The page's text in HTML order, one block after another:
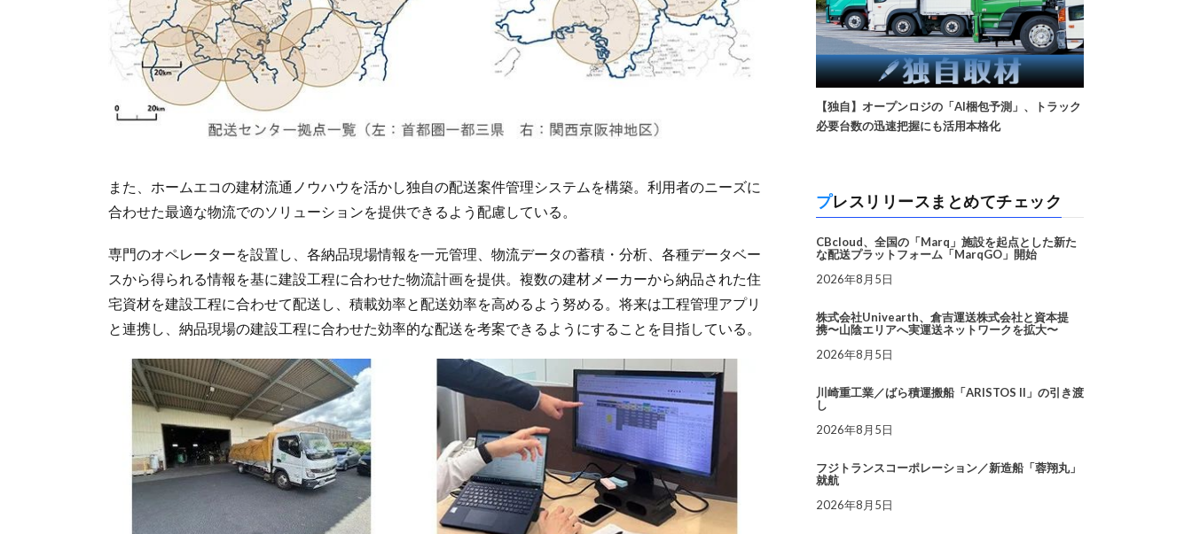
また、ホームエコの建材流通ノウハウを活かし独自の配送案件管理システムを構築。利用者のニーズに
合わせた最適な物流でのソリューションを提供できるよう配慮している。
専門のオペレーターを設置し、各納品現場情報を一元管理、物流データの蓄積・分析、各種データベー
スから得られる情報を基に建設工程に合わせた物流計画を提供。複数の建材メーカーから納品された住
宅資材を建設工程に合わせて配送し、積載効率と配送効率を高めるよう努める。将来は工程管理アプリ
と連携し、納品現場の建設工程に合わせた効率的な配送を考案できるようにすることを目指している。
【独自】オープンロジの「AI梱包予測」、トラック
必要台数の迅速把握にも活用本格化
プレスリリースまとめてチェック
CBcloud、全国の「Marq」施設を起点とした新た
な配送プラットフォーム「MarqGO」開始
2026年8月5日
株式会社Univearth、倉吉運送株式会社と資本提
携〜山陰エリアへ実運送ネットワークを拡大〜
2026年8月5日
川崎重工業／ばら積運搬船「ARISTOS II」の引き渡
し
2026年8月5日
フジトランスコーポレーション／新造船「蓉翔丸」
就航
2026年8月5日